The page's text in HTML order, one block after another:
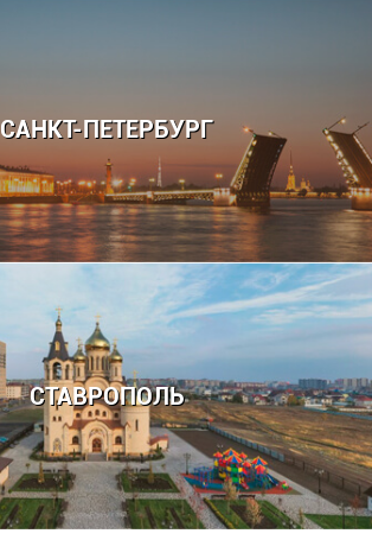
САНКТ-ПЕТЕРБУРГ
СТАВРОПОЛЬ